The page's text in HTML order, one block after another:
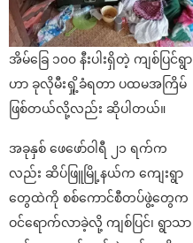
အိမ်ခြေ ၁၀၀ နီးပါးရှိတဲ့ ကျစ်ပြင်ရွာ
ဟာ ခုလိုမီးရှို့ခံရတာ ပထမအကြိမ်
ဖြစ်တယ်လို့လည်း ဆိုပါတယ်။
အခုနှစ် ဖေဖော်ဝါရီ ၂၁ ရက်က
လည်း ဆိပ်ဖြူမြို့နယ်က ကျေးရွာ
တွေထဲကို စစ်ကောင်စီတပ်ဖွဲ့တွေက
ဝင်ရောက်လာခဲ့လို့ ကျစ်ပြင်၊ ရွာသာ